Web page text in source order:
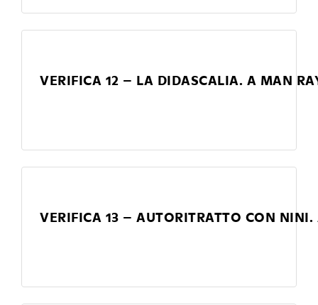
VERIFICA 12 – LA DIDASCALIA. A MAN
VERIFICA 13 – AUTORITRATTO CON